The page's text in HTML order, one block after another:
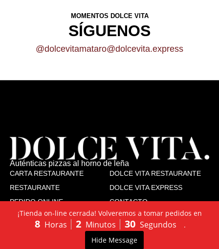
MOMENTOS DOLCE VITA
SÍGUENOS
@dolcevitamataro@dolcevita.express
Auténticas pizzas al horno de leña
CARTA RESTAURANTE
RESTAURANTE
PEDIDO ONLINE
DOLCE VITA RESTAURANTE
DOLCE VITA EXPRESS
CONTACTO
TRABAJA CON NOSOTROS
SÍGUENOS Dolce Vita Dolce Vita Express
Aviso legal Cookies
PEDIDO
ONLINE
¡Tienda on-line cerrada! Volveremos a tomar pedidos en
8 Horas 2 Minutos 30 Segundos
.
Hide Message